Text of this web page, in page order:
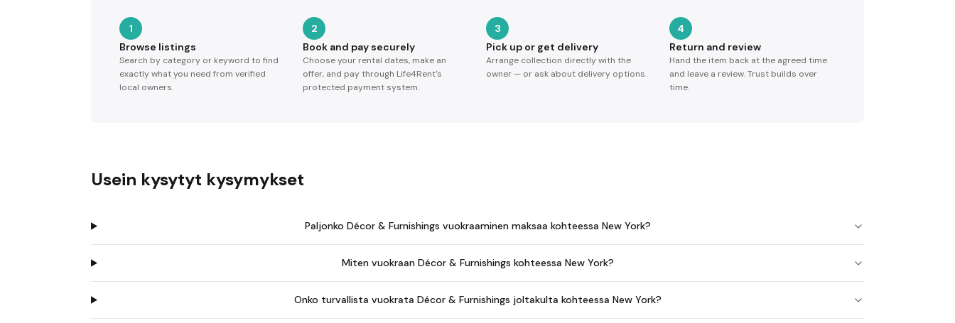
1
Browse listings
Search by category or keyword to find
exactly what you need from verified
local owners.
2
Book and pay securely
Choose your rental dates, make an
offer, and pay through Life4Rent's
protected payment system.
3
Pick up or get delivery
Arrange collection directly with the
owner — or ask about delivery options.
4
Return and review
Hand the item back at the agreed time
and leave a review. Trust builds over
time.
Usein kysytyt kysymykset
Paljonko Décor & Furnishings vuokraaminen maksaa kohteessa New York?
Miten vuokraan Décor & Furnishings kohteessa New York?
Onko turvallista vuokrata Décor & Furnishings joltakulta kohteessa New York?